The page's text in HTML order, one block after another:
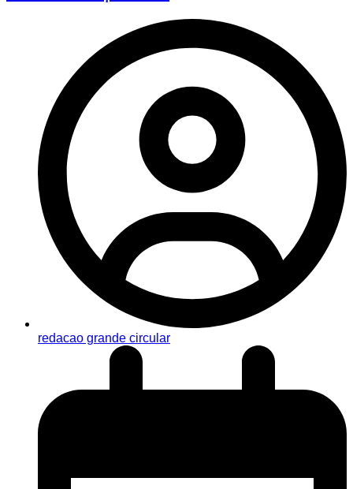
redacao grande circular